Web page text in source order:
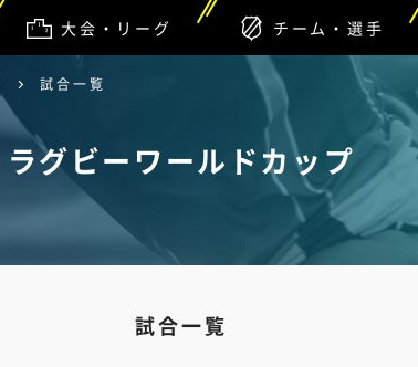
大会・リーグ チーム・選手
試合一覧
ラグビーワールドカップ
試合一覧